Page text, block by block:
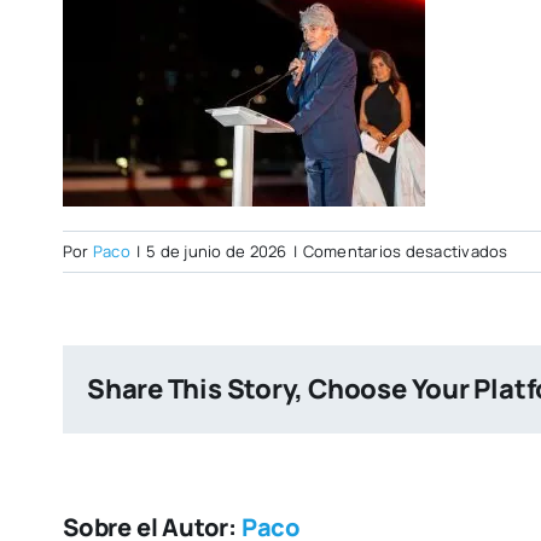
Por Paco | 5 de junio de 2026 | Comentarios desactivadosen
Share This Story, Choose Your
Sobre el Autor: Paco